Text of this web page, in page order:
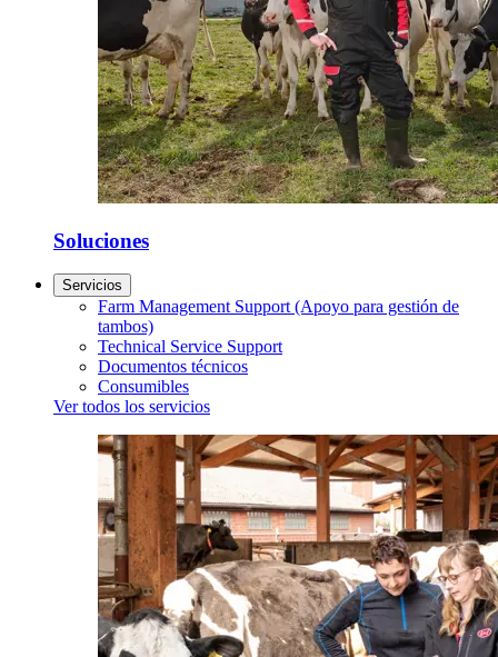
Soluciones
Servicios
Farm Management Support (Apoyo para gestión de
tambos)
Technical Service Support
Documentos técnicos
Consumibles
Ver todos los servicios